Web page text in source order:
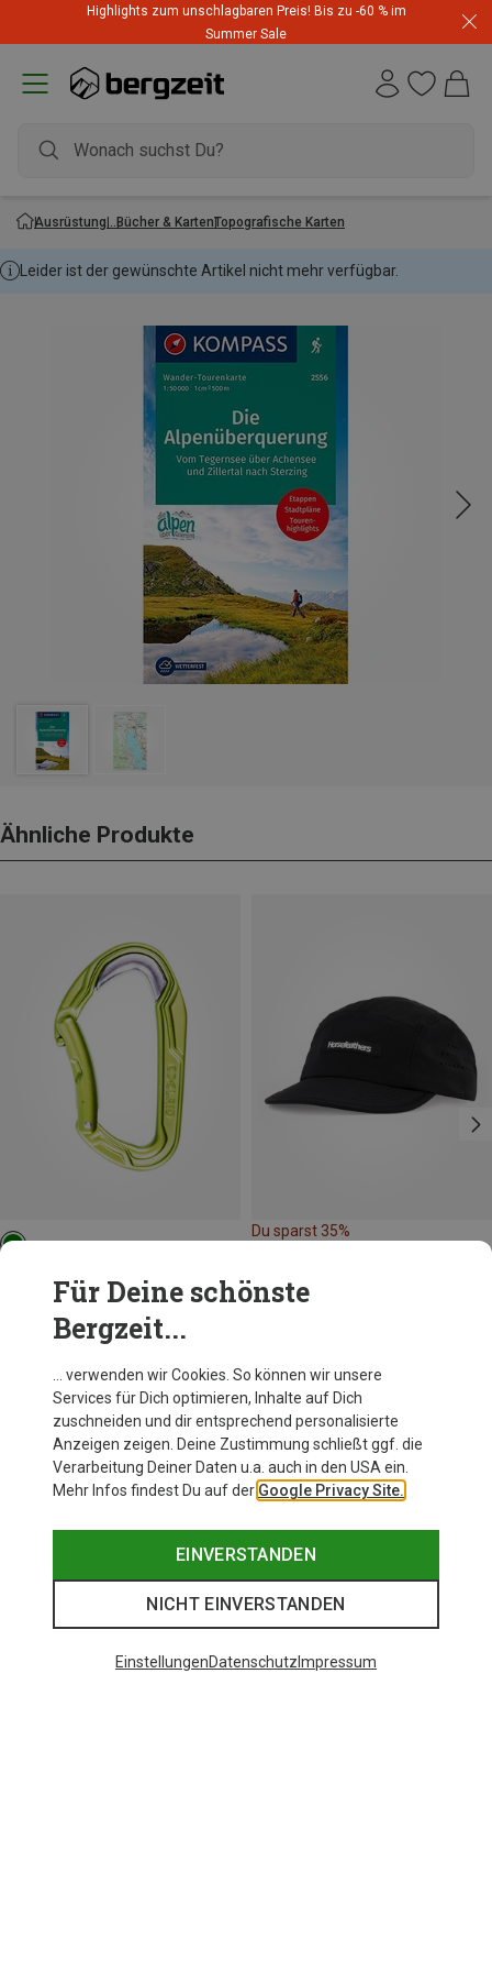
Highlights zum unschlagbaren Preis! Bis zu -60 % im
Summer Sale
Ausrüstung Bücher & KartenTopografische Karten
Leider ist der gewünschte Artikel nicht mehr verfügbar.
Ähnliche Produkte
Bulletproof Bent Karabiner
Du sparst 35%
Andere Kunden kauften auch
Für Deine schönste
Bergzeit...
… verwenden wir Cookies. So können wir unsere
Services für Dich optimieren, Inhalte auf Dich
zuschneiden und dir entsprechend personalisierte
Anzeigen zeigen. Deine Zustimmung schließt ggf. die
Verarbeitung Deiner Daten u.a. auch in den USA ein.
Mehr Infos findest Du auf der Google Privacy Site.
EINVERSTANDEN
NICHT EINVERSTANDEN
EinstellungenDatenschutz Impressum